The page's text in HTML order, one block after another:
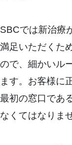
SBCでは新治療
満足いただくた
ので、細かいル
ます。お客様に
最初の窓口であ
なくてはなりま